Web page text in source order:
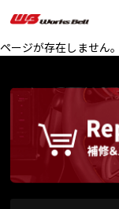
ページが存在しません。